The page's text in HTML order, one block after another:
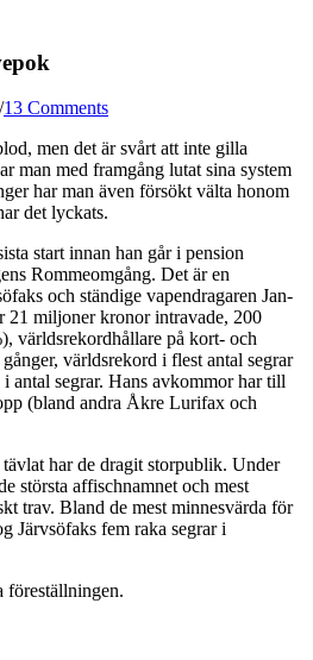
/13 Comments
men det är svårt att inte gilla
man med framgång lutat sina system
har man även försökt välta honom
det lyckats.
start innan han går i pension
Rommeomgång. Det är en
och ständige vapendragaren Jan-
21 miljoner kronor intravade, 200
världsrekordhållare på kort- och
världsrekord i flest antal segrar
antal segrar. Hans avkommor har till
(bland andra Åkre Lurifax och
har de dragit storpublik. Under
största affischnamnet och mest
trav. Bland de mest minnesvärda för
Järvsöfaks fem raka segrar i
föreställningen.